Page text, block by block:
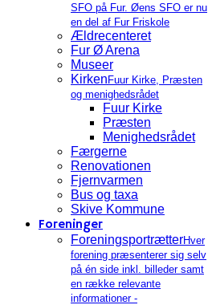
SFO på Fur. Øens SFO er nu
en del af Fur Friskole
Ældrecenteret
Fur Ø Arena
Museer
Kirken Fuur Kirke, Præsten
og menighedsrådet
Fuur Kirke
Præsten
Menighedsrådet
Færgerne
Renovationen
Fjernvarmen
Bus og taxa
Skive Kommune
Foreninger
ForeningsportrætterHver
forening præsenterer sig selv
på én side inkl. billeder samt
en række relevante
informationer -